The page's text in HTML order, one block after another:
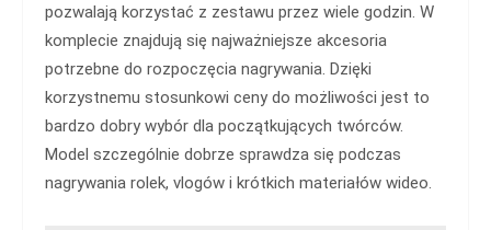
pozwalają korzystać z zestawu przez wiele godzin. W
komplecie znajdują się najważniejsze akcesoria
potrzebne do rozpoczęcia nagrywania. Dzięki
korzystnemu stosunkowi ceny do możliwości jest to
bardzo dobry wybór dla początkujących twórców.
Model szczególnie dobrze sprawdza się podczas
nagrywania rolek, vlogów i krótkich materiałów wideo.